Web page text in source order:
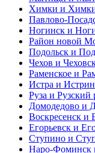
Химки и
Павлово-
Ногинск и
Район новой
Подольск и
Чехов и
Раменское и
Истра и
Руза и Рузский
Домодедово и
Воскресенск и
Егорьевск и
Ступино и
Наро-Фоминск